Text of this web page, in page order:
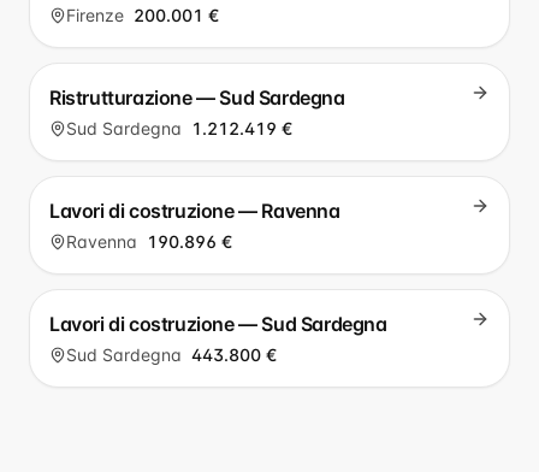
Firenze 200.001 €
Ristrutturazione — Sud Sardegna
Sud Sardegna 1.212.419 €
Lavori di costruzione — Ravenna
Ravenna 190.896 €
Lavori di costruzione — Sud Sardegna
Sud Sardegna 443.800 €